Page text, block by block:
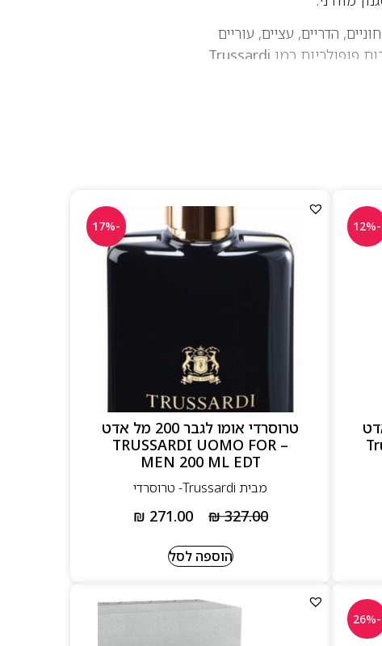
הדריים, עציים, עוריים
פופולריות כמו Trussardi
-12%
מל אדט
–
-17%
טרוסרדי אומו לגבר 200 מל אדט
– TRUSSARDI UOMO FOR
MEN 200 ML EDT
מבית Trussardi- טרוסרדי
₪327.00
₪ 271.00
הוספה לסל
-26%